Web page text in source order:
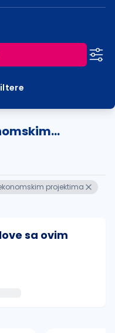
projektima
sa ovim